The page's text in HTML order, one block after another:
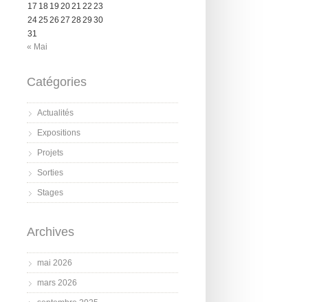
17 18 19 2021 22 23
2425 26 27 2829 30
31
« Mai
Catégories
Actualités
Expositions
Projets
Sorties
Stages
Archives
mai 2026
mars 2026